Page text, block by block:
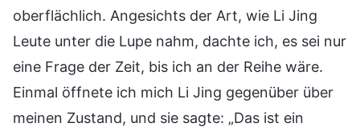
oberflächlich. Angesichts der Art, wie Li Jing
Leute unter die Lupe nahm, dachte ich, es sei nur
eine Frage der Zeit, bis ich an der Reihe wäre.
Einmal öffnete ich mich Li Jing gegenüber über
meinen Zustand, und sie sagte: „Das ist ein